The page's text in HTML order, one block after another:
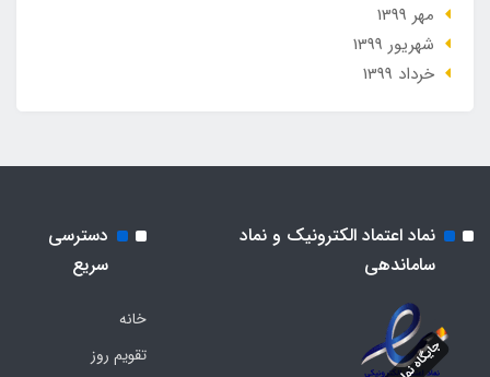
مهر 1399
شهریور 1399
خرداد 1399
نماد اعتماد الکترونیک و نماد
ساماندهی
دسترسی
سریع
خانه
تقویم روز